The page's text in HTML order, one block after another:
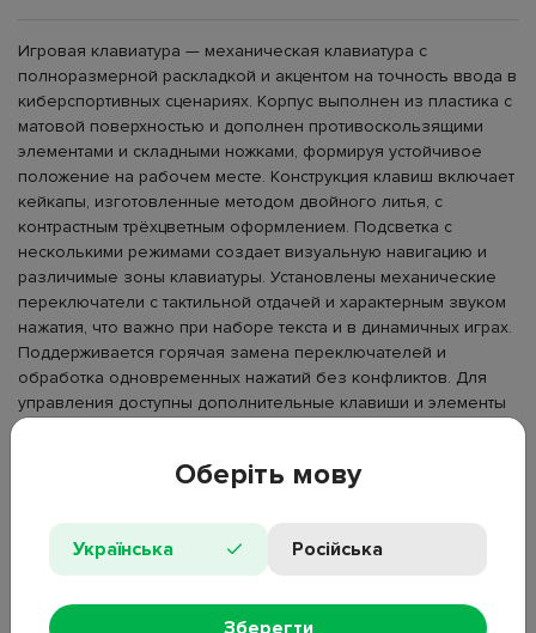
Игровая клавиатура — механическая клавиатура с
полноразмерной раскладкой и акцентом на точность ввода в
киберспортивных сценариях. Корпус выполнен из пластика с
матовой поверхностью и дополнен противоскользящими
элементами и складными ножками, формируя устойчивое
положение на рабочем месте. Конструкция клавиш включает
кейкапы, изготовленные методом двойного литья, с
контрастным трёхцветным оформлением. Подсветка с
несколькими режимами создает визуальную навигацию и
различимые зоны клавиатуры. Установлены механические
переключатели с тактильной отдачей и характерным звуком
нажатия, что важно при наборе текста и в динамичных играх.
Поддерживается горячая замена переключателей и
обработка одновременных нажатий без конфликтов. Для
управления доступны дополнительные клавиши и элементы
регулировки. Подключение осуществляется через съёмный
различным устройствам, включая игровые станции и рабочие
Тип: механическая клавиатура;
Количество клавиш: 108;
Тип переключателей: Blue Switch;
Оберіть мову
Українська Російська
Зберегти